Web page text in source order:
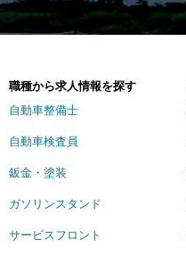
職種から求人情報を探す
自動車整備士
自動車検査員
鈑金・塗装
ガソリンスタンド
サービスフロント